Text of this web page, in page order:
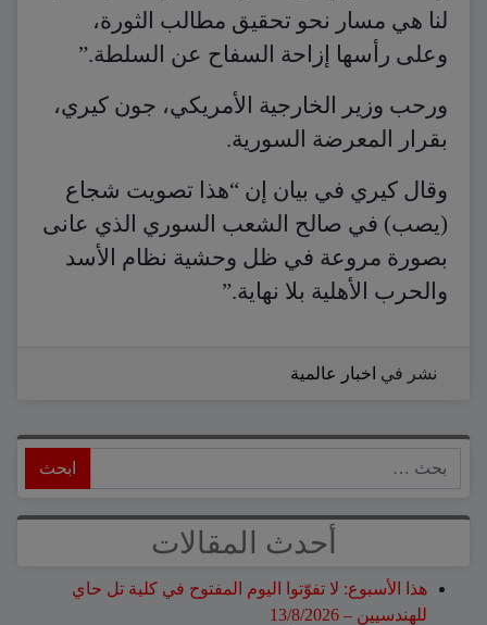
لنا هي مسار نحو تحقيق مطالب الثورة،
وعلى رأسها إزاحة السفاح عن السلطة.”
ورحب وزير الخارجية الأمريكي، جون كيري،
بقرار المعرضة السورية.
وقال كيري في بيان إن “هذا تصويت شجاع
(يصب) في صالح الشعب السوري الذي عانى
بصورة مروعة في ظل وحشية نظام الأسد
والحرب الأهلية بلا نهاية.”
نشر في اخبار عالمية
أحدث المقالات
هذا الأسبوع: لا تفوّتوا اليوم المفتوح في كلية تل حاي
للهندسيين – 13/8/2026